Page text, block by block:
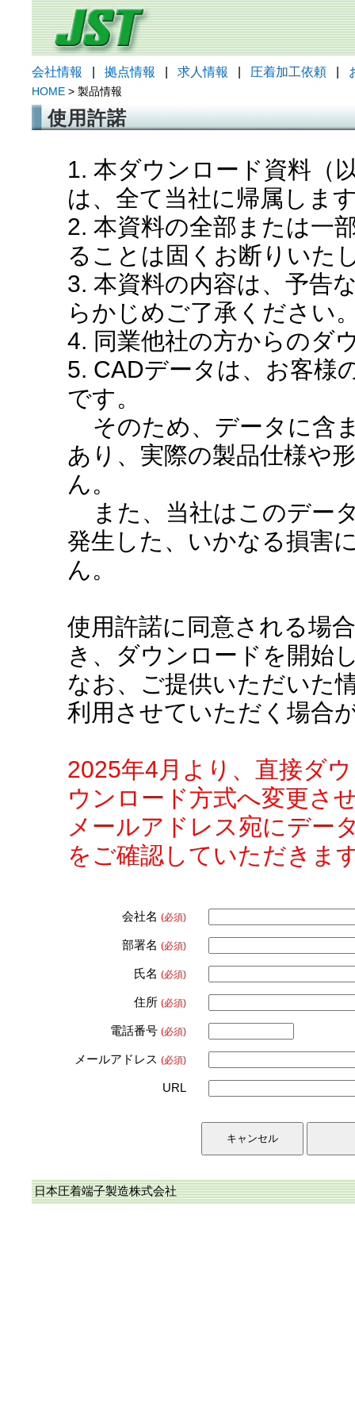
会社情報 拠点情報 求人情報 圧着加工依頼
HOME > 製品情報
使用許諾
1. 本ダウンロード資料（
は、全て当社に帰属しま
2. 本資料の全部または一
ることは固くお断りいた
3. 本資料の内容は、予告
らかじめご了承ください
4. 同業他社の方からのダ
5. CADデータは、お客様
です。
そのため、データに含
あり、実際の製品仕様や
ん。
また、当社はこのデー
発生した、いかなる損害
ん。
使用許諾に同意される場
き、ダウンロードを開始
なお、ご提供いただいた
利用させていただく場合
2025年4月より、直接ダ
ウンロード方式へ変更さ
メールアドレス宛にデー
をご確認していただきま
会社名 (必須)
部署名 (必須)
氏名 (必須)
住所 (必須)
電話番号 (必須)
メールアドレス (必須)
URL
日本圧着端子製造株式会社